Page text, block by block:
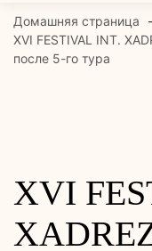
Домашняя страница
XVI FESTIVAL INT.
после 5-го тура
XVI